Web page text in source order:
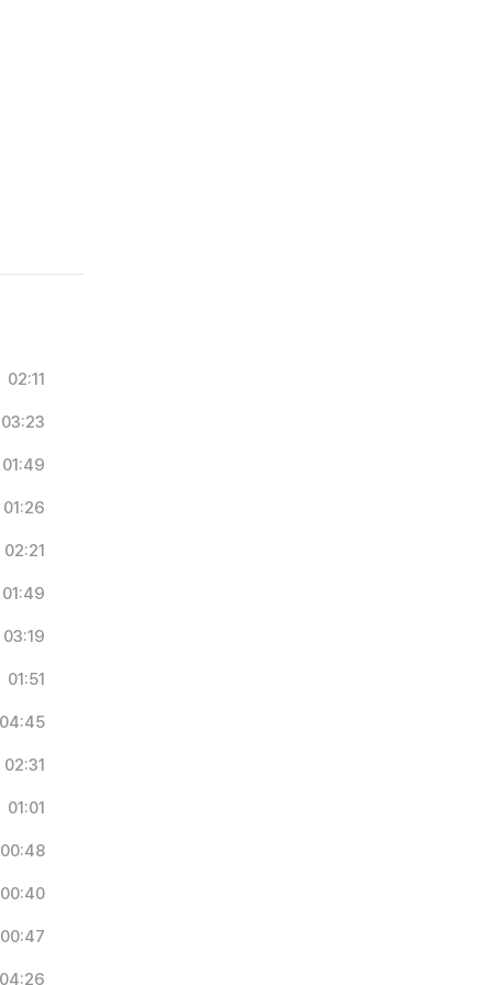
02:11
03:23
01:49
01:26
02:21
01:49
03:19
01:51
04:45
02:31
01:01
00:48
00:40
00:47
04:26